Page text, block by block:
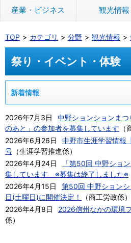
産業・ビジネス 観光情報
TOP カテゴリ 分野 観光情報
祭り・イベント・体験
新着情報
2026年7月3日
中野ションションま
のあと」の参加者を募集しています （
2026年6月26日
中野市生涯学習情報
号 （生涯学習推進係）
2026年4月24日
「第50回 中野ショ
集しています ※募集は終了しました※
2026年4月15日
第50回 中野ション
日(土曜日)に開催決定！
（商工労政係）
2026年4月8日
2026信州なかの環境
係）